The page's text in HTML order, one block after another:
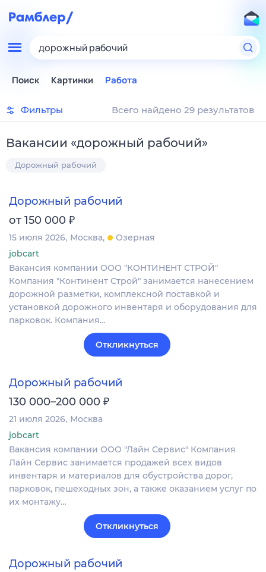
дорожный рабочий
Поиск Картинки Работа
Фильтры Всего найдено 29 результатов
Вакансии «дорожный рабочий»
Дорожный рабочий
Дорожный рабочий
от 150 000 ₽
15 июля 2026 Москва
Озерная
jobcart
Вакансия компании ООО "КОНТИНЕНТ СТРОЙ"
Компания "Континент Строй" занимается нанесением
дорожной разметки, комплексной поставкой и
установкой дорожного инвентаря и оборудования для
парковок. Компания…
Откликнуться
Дорожный рабочий
130 000–200 000 ₽
21 июля 2026 Москва
jobcart
Вакансия компании ООО "Лайн Сервис" Компания
Лайн Сервис занимается продажей всех видов
инвентаря и материалов для обустройства дорог,
парковок, пешеходных зон, а также оказанием услуг по
их монтажу…
Откликнуться
Дорожный рабочий